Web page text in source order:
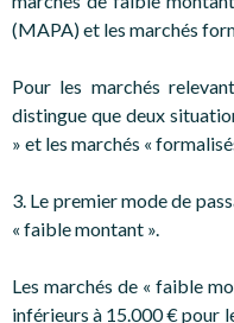
(MAPA) et les marchés
Pour les marchés
distingue que deux
» et les marchés «
3. Le premier mode de
« faible montant ».
Les marchés de « faible
inférieurs à 15.000 € pour